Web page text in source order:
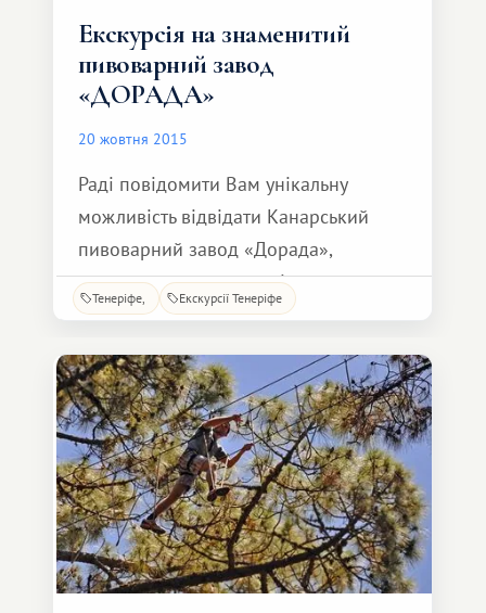
Екскурсія на знаменитий
пивоварний завод
«ДОРАДА»
20 жовтня 2015
Раді повідомити Вам унікальну
можливість відвідати Канарський
пивоварний завод «Дорада»,
розташований у столиці острова —
Санта Крузе. Усього за 10 ЄВРО у
етап виробництва, Ви можете
здійснити захоплюючу екскурсію,
адаптовану до рівня звичайного
відвідувача, під час якої легко
зрозуміти процес
Тенеріфе Екскурсії Тенеріфе